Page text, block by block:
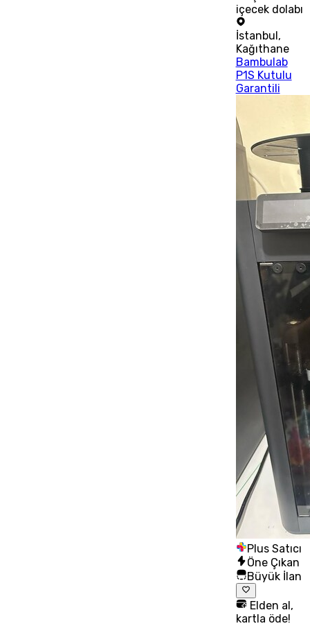
içecek dolabı
İstanbul,
Kağıthane
Bambulab
P1S Kutulu
Garantili
Plus Satıcı
Öne Çıkan
Büyük İlan
Elden al,
kartla öde!